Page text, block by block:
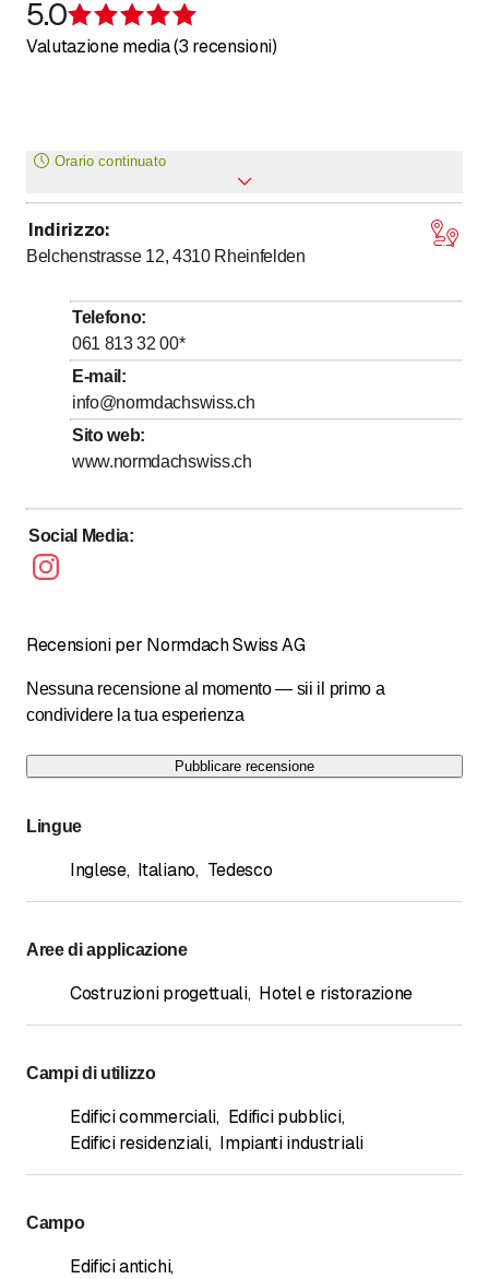
5.0
Valutazione media (3 recensioni)
Orario continuato
Lunedì
Aperto tutto il giorno
Martedì
Aperto tutto il giorno
Mercoledì
Aperto tutto il giorno
Giovedì
Venerdì
Sabato
Domenica
Indirizzo:
Belchenstrasse 12, 4310 Rheinfelden
Telefono:
061 813 32 00*
E-mail :
info@normdachswiss.ch
Sito web:
www.normdachswiss.ch
Social Media:
Recensioni per Normdach Swiss AG
Nessuna recensione al momento — sii il primo a
condividere la tua esperienza
Pubblicare recensione
Lingue
Inglese, Italiano, Tedesco
Aree di applicazione
Costruzioni progettuali, Hotel e ristorazione
Campi di utilizzo
Edifici commerciali, Edifici pubblici,
Edifici residenziali, Impianti industriali
Campo
Edifici antichi,